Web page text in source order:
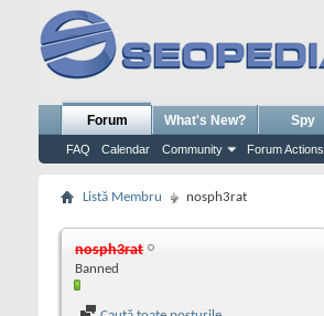
Forum
FAQ Calendar Community Forum Actions
What's New? Spy
Listă Membru nosph3rat
nosph3rat
Banned